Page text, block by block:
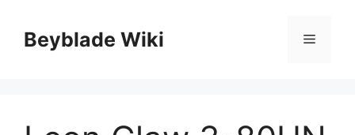
contenuBeyblade Wiki Menu